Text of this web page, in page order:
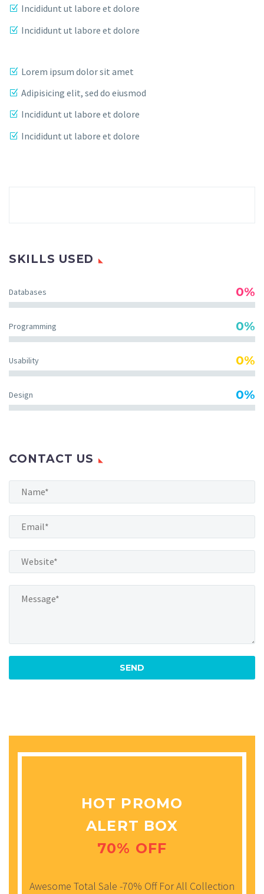
Incididunt ut labore et dolore
Incididunt ut labore et dolore
Lorem ipsum dolor sit amet
Adipisicing elit, sed do eiusmod
Incididunt ut labore et dolore
Incididunt ut labore et dolore
SKILLS USED
Databases 0%
Programming 0%
Usability 0%
Design 0%
CONTACT US
HOT PROMO
ALERT BOX
70% OFF
Awesome Total Sale -70% Off For All Collection